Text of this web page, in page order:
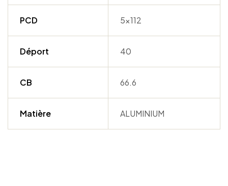
PCD 5×112
Déport 40
CB 66.6
Matière ALUMINIUM